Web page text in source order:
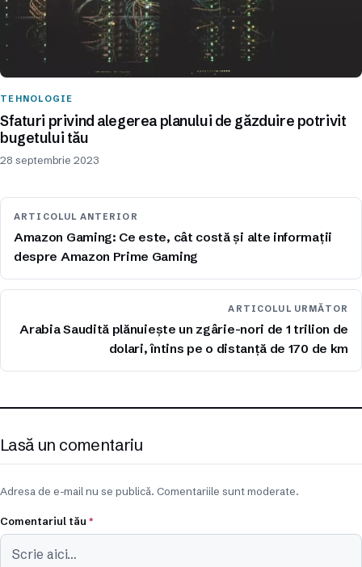
TEHNOLOGIE
Sfaturi privind alegerea planului de găzduire potrivit
bugetului tău
28 septembrie 2023
ARTICOLUL ANTERIOR
Amazon Gaming: Ce este, cât costă și alte informații
despre Amazon Prime Gaming
ARTICOLUL URMĂTOR
Arabia Saudită plănuiește un zgârie-nori de 1 trilion de
dolari, întins pe o distanță de 170 de km
Lasă un comentariu
Adresa de e-mail nu se publică. Comentariile sunt moderate.
Comentariul tău *